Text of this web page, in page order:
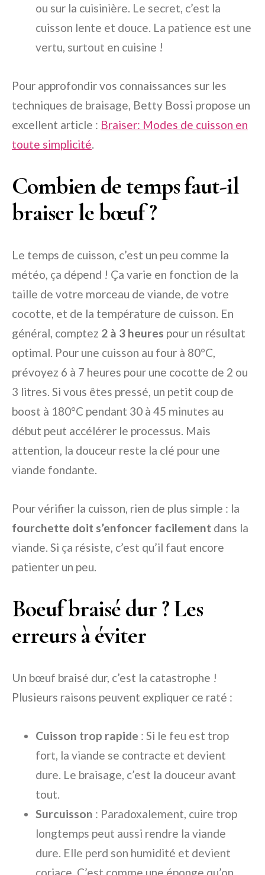
ou sur la cuisinière. Le secret, c’est la
cuisson lente et douce. La patience est une
vertu, surtout en cuisine !
Pour approfondir vos connaissances sur les
techniques de braisage, Betty Bossi propose un
excellent article : Braiser: Modes de cuisson en
toute simplicité
Combien de temps faut-il
braiser le bœuf ?
Le temps de cuisson, c’est un peu comme la
météo, ça dépend ! Ça varie en fonction de la
taille de votre morceau de viande, de votre
cocotte, et de la température de cuisson. En
général, comptez 2 à 3 heures pour un résultat
optimal. Pour une cuisson au four à 80°C,
prévoyez 6 à 7 heures pour une cocotte de 2 ou
3 litres. Si vous êtes pressé, un petit coup de
boost à 180°C pendant 30 à 45 minutes au
début peut accélérer le processus. Mais
attention, la douceur reste la clé pour une
viande fondante.
Pour vérifier la cuisson, rien de plus simple : la
fourchette doit s’enfoncer facilement dans la
viande. Si ça résiste, c’est qu’il faut encore
patienter un peu.
Boeuf braisé dur ? Les
erreurs à éviter
Un bœuf braisé dur, c’est la catastrophe !
Plusieurs raisons peuvent expliquer ce raté :
Cuisson trop rapide : Si le feu est trop
fort, la viande se contracte et devient
dure. Le braisage, c’est la douceur avant
tout.
Surcuisson : Paradoxalement, cuire trop
longtemps peut aussi rendre la viande
dure. Elle perd son humidité et devient
coriace. C’est comme une éponge qu’on